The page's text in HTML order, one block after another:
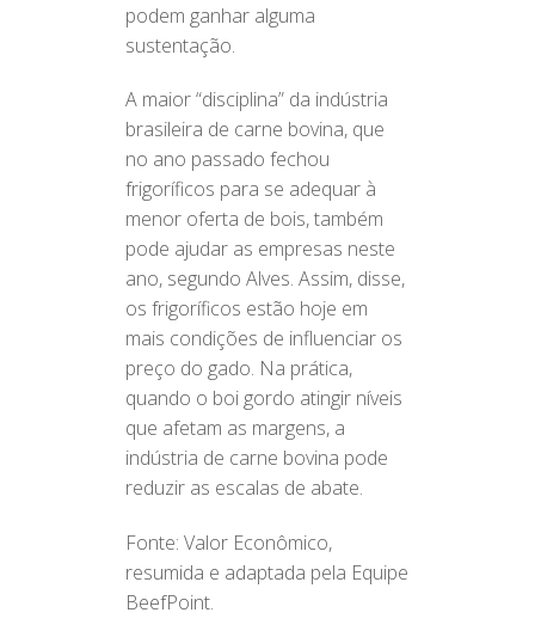
podem ganhar alguma
sustentação.
A maior “disciplina” da indústria
brasileira de carne bovina, que
no ano passado fechou
frigoríficos para se adequar à
menor oferta de bois, também
pode ajudar as empresas neste
ano, segundo Alves. Assim, disse,
os frigoríficos estão hoje em
mais condições de influenciar os
preço do gado. Na prática,
quando o boi gordo atingir níveis
que afetam as margens, a
indústria de carne bovina pode
reduzir as escalas de abate.
Fonte: Valor Econômico,
resumida e adaptada pela Equipe
BeefPoint.